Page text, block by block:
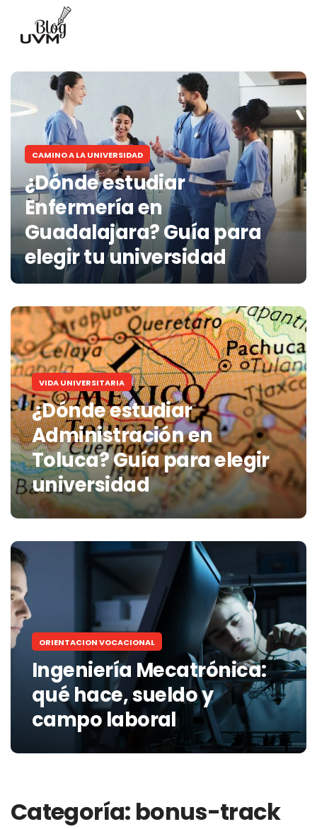
CAMINO A LA UNIVERSIDAD
¿Dónde estudiar
Enfermería en
Guadalajara? Guía para
elegir tu universidad
VIDA UNIVERSITARIA
¿Dónde estudiar
Administración en
Toluca? Guía para elegir
universidad
ORIENTACION VOCACIONAL
Ingeniería Mecatrónica:
qué hace, sueldo y
campo laboral
Categoría: bonus-track